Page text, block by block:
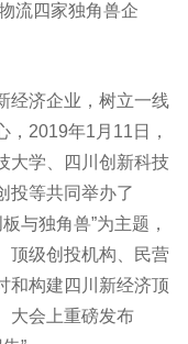
流四家独角兽企
经济企业，树立一线
，2019年1月11日，
大学、四川创新科技
投等共同举办了
与独角兽”为主题，
顶级创投机构、民营
和构建四川新经济顶
大会上重磅发布